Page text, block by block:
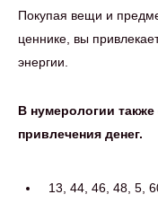
Покупая вещи и
ценнике, вы
энергии.
В нумерологии
привлечения денег.
13, 44, 46, 48, 5,